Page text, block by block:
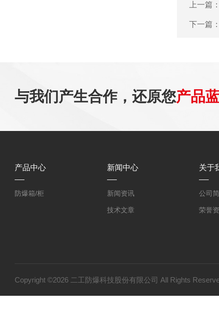
上一篇
下一篇
与我们产生合作，还原您产品
产品中心
防爆箱/柜
新闻中心
新闻资讯
技术文章
关于
公司
荣誉
Copyright ©2026 二工防爆科技股份有限公司 All Rights